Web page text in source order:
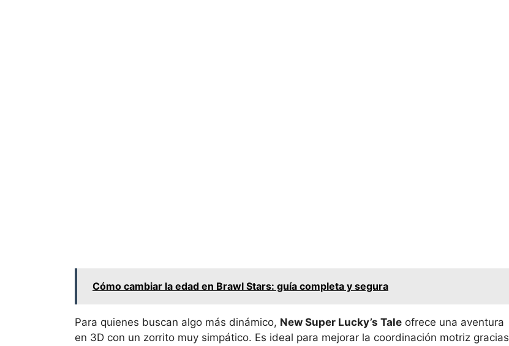
Cómo cambiar la edad en Brawl Stars: guía completa y segura
Para quienes buscan algo más dinámico, New Super Lucky’s Tale ofrece una aventura
en 3D con un zorrito muy simpático. Es ideal para mejorar la coordinación motriz gracias